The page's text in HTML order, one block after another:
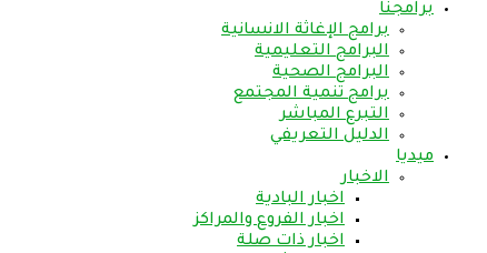
برامجنا
برامج الإغاثة الانسانية
البرامج التعليمية
البرامج الصحية
برامج تنمية المجتمع
التبرع المباشر
الدليل التعريفي
ميديا
الاخبار
اخبار البادية
اخبار الفروع والمراكز
اخبار ذات صلة